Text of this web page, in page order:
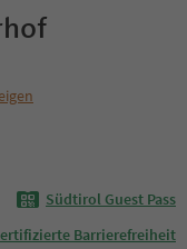
Südtirol Guest Pass
Barrierefreiheit